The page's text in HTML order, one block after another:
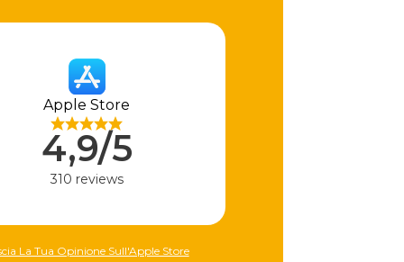
Apple Store
4,9/5
310 reviews
La Tua Opinione Sull'Apple Store